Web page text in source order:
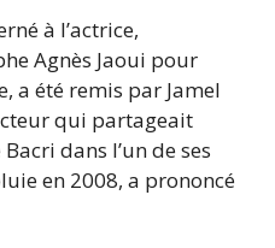
à l’actrice,
Agnès Jaoui pour
a été remis par Jamel
qui partageait
dans l’un de ses
en 2008, a prononcé